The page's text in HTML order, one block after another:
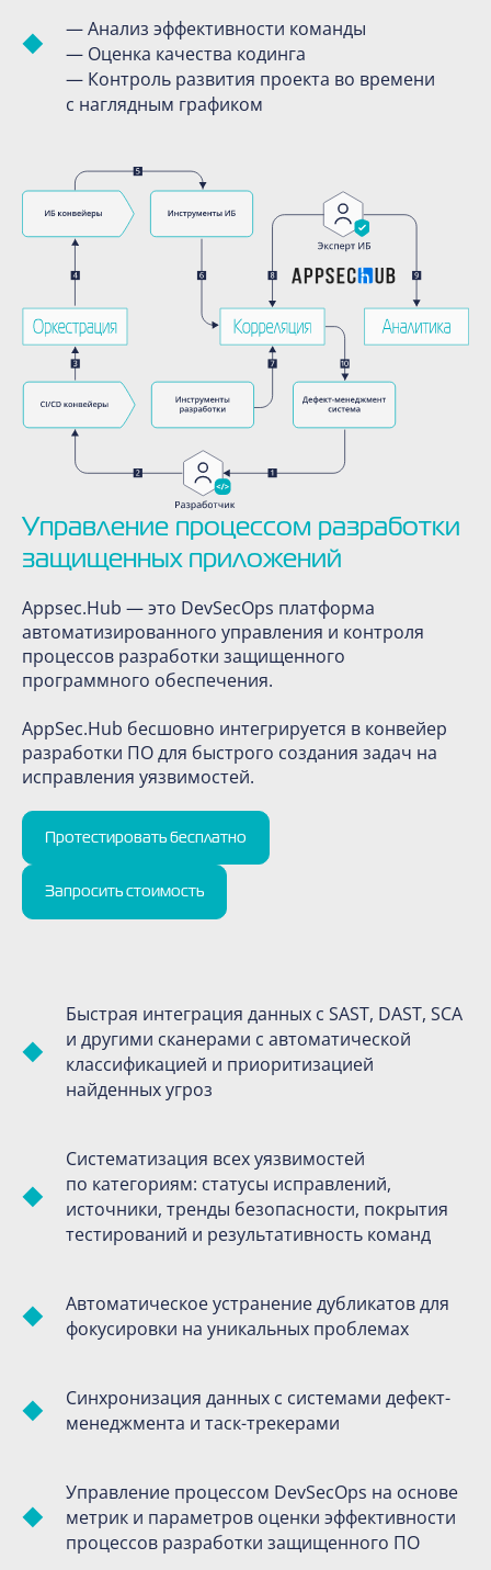
— Анализ эффективности команды
— Оценка качества кодинга
— Контроль развития проекта во времени
с наглядным графиком
Управление процессом разработки
защищенных приложений
Appsec.Hub — это DevSecOps платформа
автоматизированного управления и контроля
процессов разработки защищенного
программного обеспечения.
AppSec.Hub бесшовно интегрируется в конвейер
разработки ПО для быстрого создания задач на
исправления уязвимостей.
Протестировать бесплатно
Запросить стоимость
Быстрая интеграция данных с SAST, DAST, SCA
и другими сканерами с автоматической
классификацией и приоритизацией
найденных угроз
Систематизация всех уязвимостей
по категориям: статусы исправлений,
источники, тренды безопасности, покрытия
тестирований и результативность команд
Автоматическое устранение дубликатов для
фокусировки на уникальных проблемах
Синхронизация данных с системами дефект-
менеджмента и таск-трекерами
Управление процессом DevSecOps на основе
метрик и параметров оценки эффективности
процессов разработки защищенного ПО